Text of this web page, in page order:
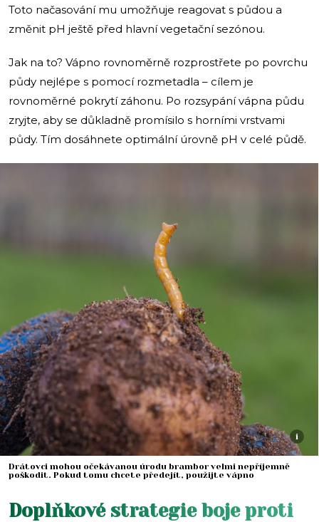
Toto načasování mu umožňuje reagovat s půdou a
změnit pH ještě před hlavní vegetační sezónou.
Jak na to? Vápno rovnoměrně rozprostřete po povrchu
půdy nejlépe s pomocí rozmetadla – cílem je
rovnoměrné pokrytí záhonu. Po rozsypání vápna půdu
zryjte, aby se důkladně promísilo s horními vrstvami
půdy. Tím dosáhnete optimální úrovně pH v celé půdě.
i
Drátovci mohou očekávanou úrodu brambor velmi nepříjemně
poškodit. Pokud tomu chcete předejít, použijte vápno
Doplňkové strategie boje proti